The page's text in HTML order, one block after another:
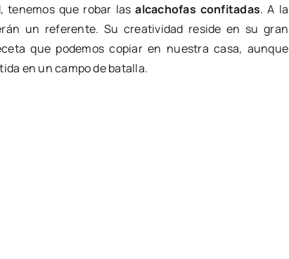
tenemos que robar lasalcachofas confitadas. A la
un referente. Su creatividad reside en su gran
que podemos copiar en nuestra casa, aunque
en un campo de batalla.